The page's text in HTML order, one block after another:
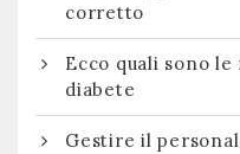
corretto
Ecco quali sono
diabete
Gestire il